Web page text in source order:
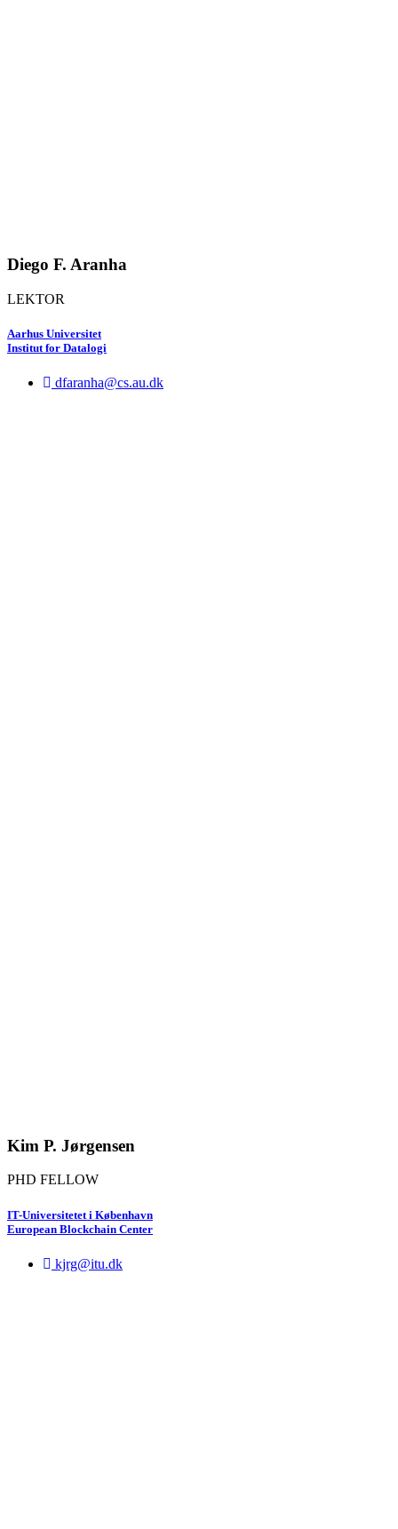
Diego F. Aranha
LEKTOR
Aarhus Universitet
Institut for Datalogi
dfaranha@cs.au.dk
Kim P. Jørgensen
PHD FELLOW
IT-Universitetet i København
European Blockchain Center
kjrg@itu.dk